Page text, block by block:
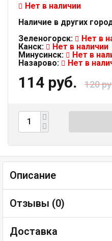
Нет в наличии
Наличие в других
Зеленогорск:
Нет в
Канск:
Нет в наличии
Минусинск:
Нет в
Назарово:
Нет в
114 руб. 120
Описание
Отзывы (0)
Доставка